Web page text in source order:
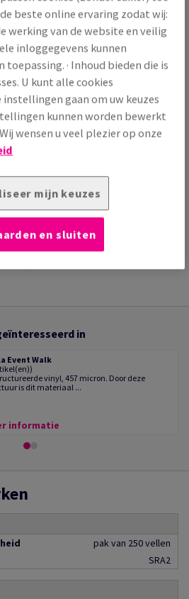
10/08/2026
Verpakkingsaantallen
Artikel snijden
TECHNISCHE
in
Event Walk
vinyl, 457 micron. Door deze
is dit materiaal ...
informatie
pak van 250 vellen
SRA2
beste online ervaring zodat wij:
werking van de website en veilig
inloggegevens kunnen
· Inhoud bieden die is
U kunt alle cookies
gaan om uw keuzes
kunnen worden bewerkt
wensen u veel plezier op onze
mijn keuzes
en sluiten